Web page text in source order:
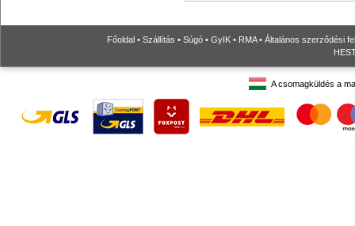
Főoldal • Szállítás • Súgó • GyIK • RMA• Általános szerződési
A csomagküldés a